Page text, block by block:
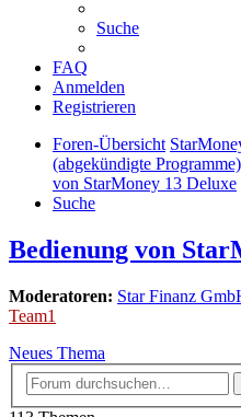
Suche
FAQ
Anmelden
Registrieren
Foren-Übersicht
(abgekündigte Programme)
von StarMoney 13 Deluxe
Suche
Bedienung von
Moderatoren: Star Finanz
Team1
Neues Thema